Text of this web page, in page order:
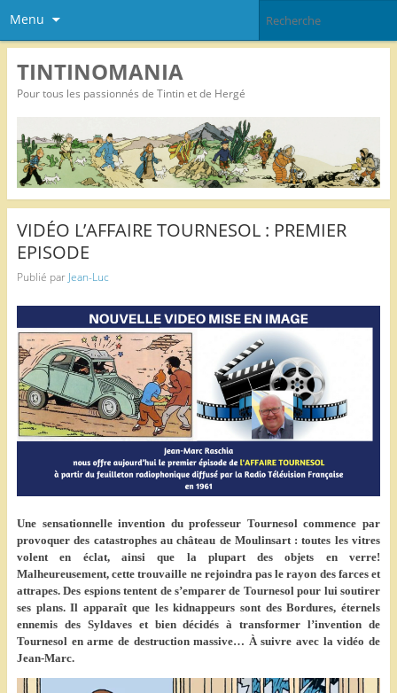
Menu
TINTINOMANIA
Pour tous les passionnés de Tintin et de Hergé
VIDÉO L’AFFAIRE TOURNESOL : PREMIER
EPISODE
Publié par Jean-Luc
Une sensationnelle invention du professeur Tournesol commence par
provoquer des catastrophes au château de Moulinsart : toutes les vitres
volent en éclat, ainsi que la plupart des objets en verre!
Malheureusement, cette trouvaille ne rejoindra pas le rayon des farces et
attrapes. Des espions tentent de s’emparer de Tournesol pour lui soutirer
ses plans. Il apparaît que les kidnappeurs sont des Bordures, éternels
ennemis des Syldaves et bien décidés à transformer l’invention de
Tournesol en arme de destruction massive… À suivre avec la vidéo de
Jean-Marc.